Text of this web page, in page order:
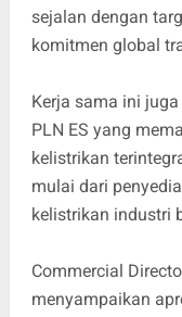
sejalan dengan
komitmen global
Kerja sama ini
PLN ES yang
kelistrikan
mulai dari
kelistrikan industri
Commercial
menyampaikan